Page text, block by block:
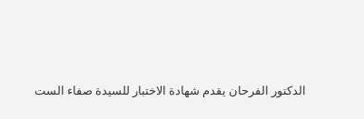
الدكتور الفرحان يقدم شهادة الاختبار للسيدة صفاء الست